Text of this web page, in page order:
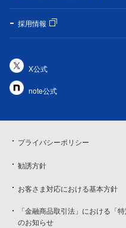
採用情報
X公式
note公式
プライバシーポリシー
勧誘方針
お客さま対応における基本方針
「金融商品取引法」における「
のお知らせ